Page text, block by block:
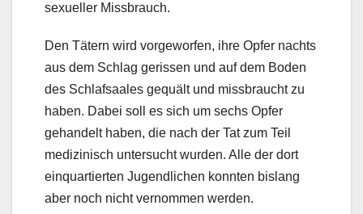
sexueller Missbrauch.
Den Tätern wird vorgeworfen, ihre Opfer nachts
aus dem Schlag gerissen und auf dem Boden
des Schlafsaales gequält und missbraucht zu
haben. Dabei soll es sich um sechs Opfer
gehandelt haben, die nach der Tat zum Teil
medizinisch untersucht wurden. Alle der dort
einquartierten Jugendlichen konnten bislang
aber noch nicht vernommen werden.